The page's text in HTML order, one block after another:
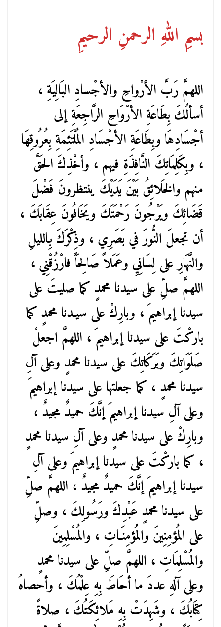
بسمِ اللهِ الرحمنِ الرحيمِ
اللهمَّ رَبَّ الأرْواحِ والأجْسادِ البَالِيَةِ ،
أسألُكَ بِطَاعَةِ الأرْوَاحِ الرَّاجِعَةِ إلى
أجْسَادِهَا وبِطَاعَةِ الأجْسَادِ المُلْتَئِمَةِ بِعُرُوقِهَا
، وبِكَلِمَاتِكَ النَّافِذَةِ فيهم ، وأخْذِكَ الحَقَّ
منهم والخَلائِقُ بَيْنَ يَدَيْكَ ينتظرونَ فَضْلَ
قَضَائِكَ ويَرْجُونَ رَحْمَتَكَ ويَخَافُونَ عِقَابَكَ ،
أن تجعلَ النُّورَ في بَصَرِي ، وذِكْرَكَ بِالليلِ
والنَّهَارِ على لِسَانِيِ وعَمَلاً صَالِحَاً فارْزُقْنِي ،
اللهمَّ صلِّ على سيدنا محمدٍ كما صليتَ على
سيدنا إبراهيمَ ، وبارِكْ على سيـدنا محمدٍ كما
باركْتَ على سيدنا إبراهيمَ ، اللهمَّ اجعلْ
صَلَوَاتِكَ وبَرَكَاتِكَ على سيدنا محمدٍ وعلى آلِ
سيدنا محمدٍ ، كما جعلتها على سيدنا إبراهيمَ
وعلى آلِ سيدنا إبراهيمَ إنَّكَ حميدٌ مجيدٌ ،
وبارِكْ على سيدنا محمدٍ وعلى آلِ سيدنا محمدٍ
، كما باركْتَ على سيدنا إبراهيمَ وعلى آلِ
سيدنا إبراهيمَ إنَّكَ حميدٌ مجيدٌ ، اللهمَّ صلِّ
على سيدنا محمدٍ عَبْدِكَ ورَسُولِكَ ، وصلِّ
على المُؤمِنِينَ والمُؤمِنَـاتِ ، والمُسْلِمِينَ
والمُسْلِمَاتِ ، اللهمَّ صلِّ على سيدنا محمدٍ
وعلى آلهِ عددَ ما أحَاطَ بِهِ عِلْمُكَ ، وأحصاهُ
كِتَابُكَ ، وشَهِدَتْ بِهِ مَلائِكَتُكَ ، صلاةً